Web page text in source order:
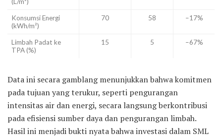
Konsumsi Energi
(kWh/m²)
70 58 –17%
Limbah Padat ke
TPA (%)
15 5 –67%
Data ini secara gamblang menunjukkan bahwa komitmen
pada tujuan yang terukur, seperti pengurangan
intensitas air dan energi, secara langsung berkontribusi
pada efisiensi sumber daya dan pengurangan limbah.
Hasil ini menjadi bukti nyata bahwa investasi dalam SML